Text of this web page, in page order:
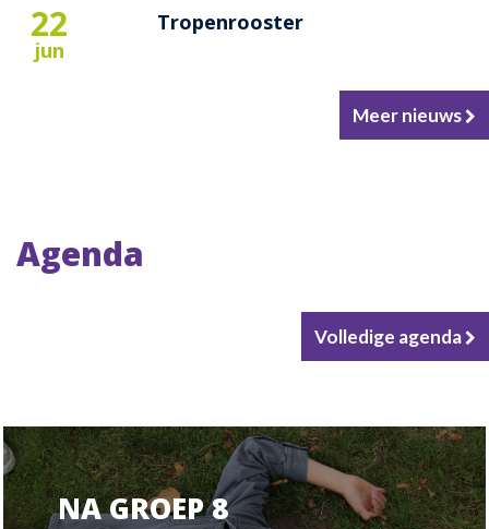
22
jun
Tropenrooster
Meer nieuws
Agenda
Volledige agenda
NA GROEP 8